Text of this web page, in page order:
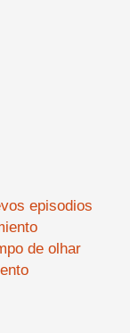
episodios
de olhar